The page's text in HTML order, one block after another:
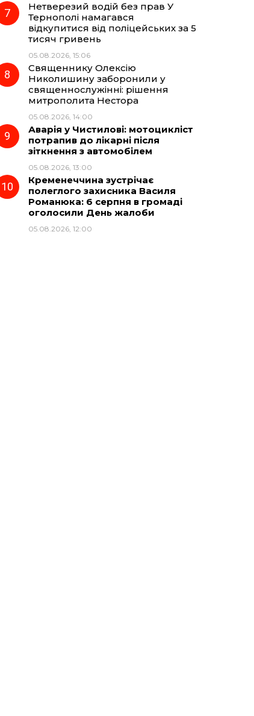
Нетверезий водій без прав У
Тернополі намагався
відкупитися від поліцейських за 5
тисяч гривень
05.08.2026, 15:06
Священнику Олексію
Николишину заборонили у
священнослужінні: рішення
митрополита Нестора
05.08.2026, 14:00
Аварія у Чистилові: мотоцикліст
потрапив до лікарні після
зіткнення з автомобілем
05.08.2026, 13:00
Кременеччина зустрічає
полеглого захисника Василя
Романюка: 6 серпня в громаді
оголосили День жалоби
05.08.2026, 12:00